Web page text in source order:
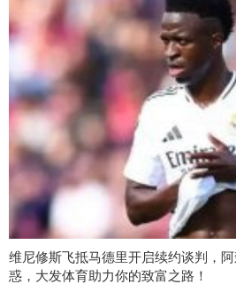
维尼修斯飞抵马德里开启续约谈判，
惑，大发体育助力你的致富之路！